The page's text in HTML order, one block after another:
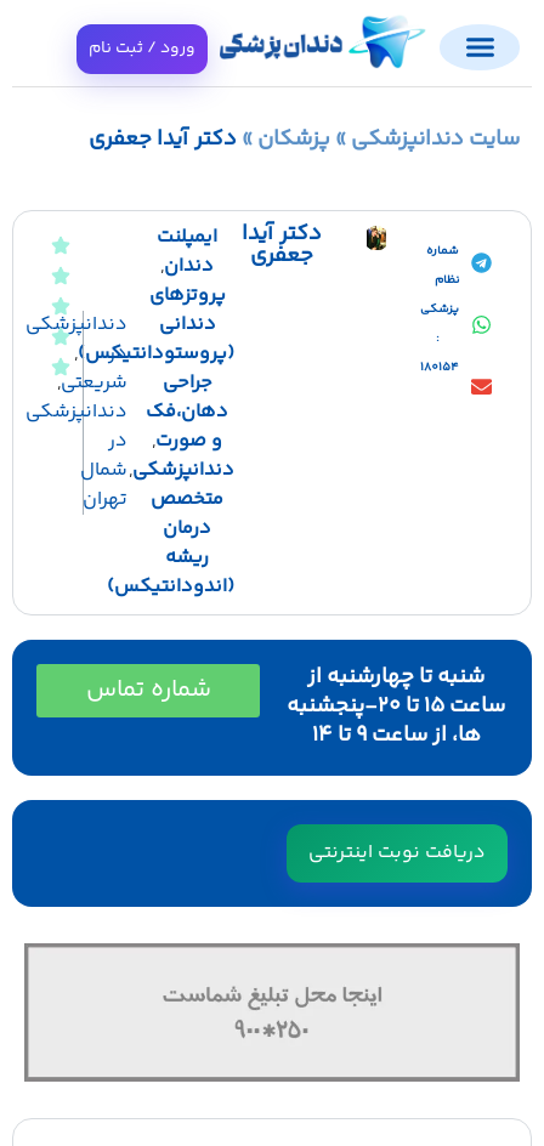
ورود / ثبت نام
دندانپزشکی»پزشکان»دکتر آیدا جعفری
شماره
دکتر آیدا
جعفری
ایمپلنت
دندان ,
پروتزهای
دندانی
(پروستودانتیکس),
دهان،فک
و صورت ,
دندانپزشکی,
متخصص
(اندودانتیکس)
دندانپزشکی
در
شریعتی,
دندانپزشکی
در
شمال
تهران
شنبه تا چهارشنبه از
ساعت ۱۵ تا ۲۰-پنجشنبه
ها، از ساعت ۹ تا ۱۴
شماره تماس
دریافت نوبت اینترنتی